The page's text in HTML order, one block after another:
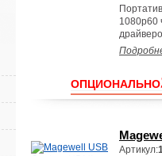
1080p60
ОПЦИОНАЛЬНО
Артикул: